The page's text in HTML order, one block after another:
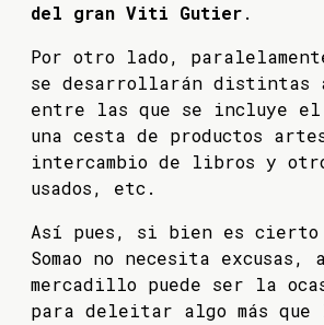
del gran Viti Gutier.
Por otro lado,
se desarrollarán distintas
entre las que se incluye el
una cesta de productos
intercambio de libros y
usados, etc.
Así pues, si bien es
Somao no necesita
mercadillo puede ser la
para deleitar algo más